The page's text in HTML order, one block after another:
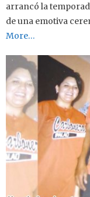
arrancó la
de una emotiva
More…